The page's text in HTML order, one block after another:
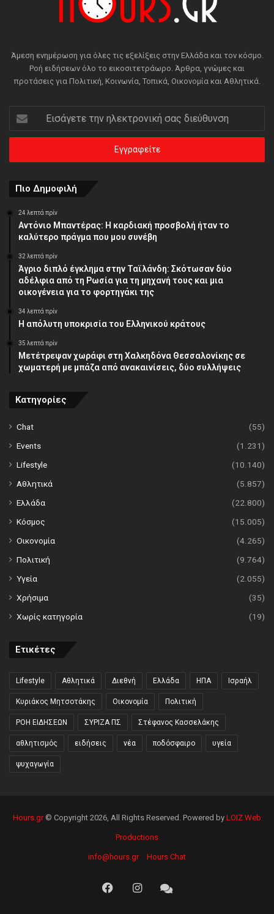
Άμεση ενημέρωση για όλες τις εξελίξεις στην Ελλάδα και τον κόσμο.
Ροή ειδήσεων όλο το εικοσιτετράωρο. Άρθρα, γνώμες και
προτάσεις για Πολιτική, Κοινωνία, Τοπικά, Οικονομία και Αθλητικά.
την
ηλεκτρονική
διεύθυνση
Πιο Δημοφιλή
24 λεπτά πρίν
Αντόνιο Μπαντέρας: Η καρδιακή προσβολή ήταν το
καλύτερο πράγμα που μου συνέβη
32 λεπτά πρίν
Άγριο διπλό έγκλημα στην Ταϊλάνδη: Σκότωσαν δύο
αδέλφια από τη Ρωσία για τη μηχανή τους και μια
οικογένεια για το φορτηγάκι της
34 λεπτά πρίν
Η απόλυτη υποκρισία του Ελληνικού κράτους
35 λεπτά πρίν
Μετέτρεψαν χωράφι στη Χαλκηδόνα Θεσσαλονίκης σε
χωματερή με μπάζα από ανακαινίσεις, δύο συλλήψεις
Κατηγορίες
Chat
(55)
Events
(1.231)
Lifestyle
(10.140)
Αθλητικά
(5.857)
Ελλάδα
(22.800)
Κόσμος
(15.005)
Οικονομία
(4.265)
Πολιτική
(9.764)
Υγεία
(2.055)
Χρήσιμα
(35)
Χωρίς κατηγορία
(19)
Ετικέτες
Lifestyle Αθλητικά Διεθνή Ελλάδα ΗΠΑ Ισραήλ
Κυριάκος Μητσοτάκης Οικονομία Πολιτική
ΡΟΗ ΕΙΔΗΣΕΩΝ ΣΥΡΙΖΑ ΠΣ Στέφανος Κασσελάκης
αθλητισμός ειδήσεις νέα ποδόσφαιρο υγεία
ψυχαγωγία
Hours.gr© Copyright 2026, All Rights Reserved. Powered by LOIZ Web
Productions
info@hours.gr Hours Chat
FacebookInstagramHours